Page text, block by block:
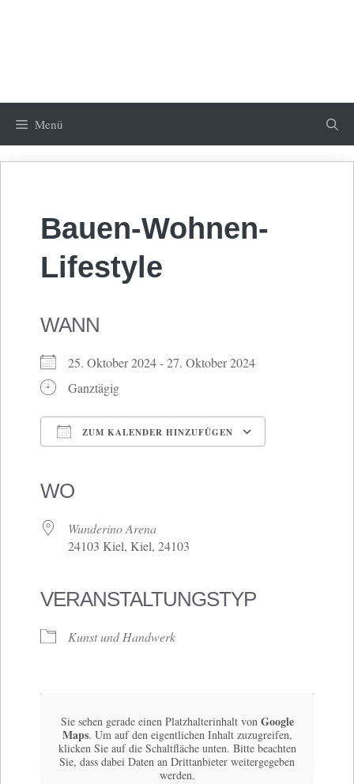
Menü
Bauen-Wohnen-
Lifestyle
WANN
25. Oktober 2024 - 27. Oktober 2024
Ganztägig
ZUM KALENDER HINZUFÜGEN
WO
Wunderino Arena
24103 Kiel, Kiel, 24103
VERANSTALTUNGSTYP
Kunst und Handwerk
Sie sehen gerade einen Platzhalterinhalt von Google
Maps. Um auf den eigentlichen Inhalt zuzugreifen,
klicken Sie auf die Schaltfläche unten. Bitte beachten
Sie, dass dabei Daten an Drittanbieter weitergegeben
werden.